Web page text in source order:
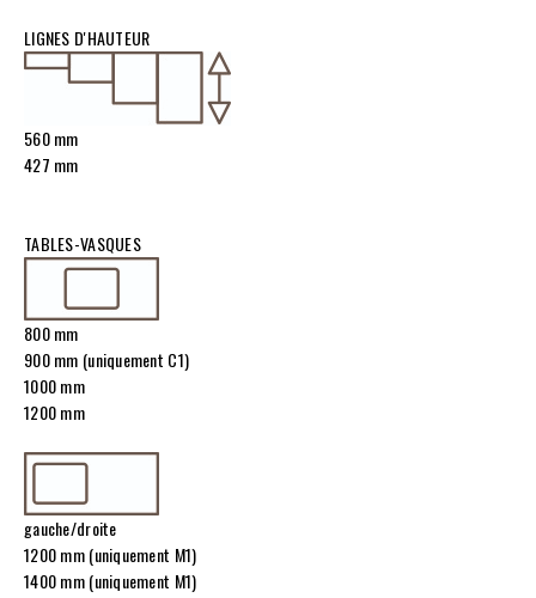
LIGNES D'HAUTEUR
560 mm
427 mm
TABLES-VASQUES
800 mm
900 mm (uniquement C1)
1000 mm
1200 mm
gauche/droite
1200 mm (uniquement M1)
1400 mm (uniquement M1)